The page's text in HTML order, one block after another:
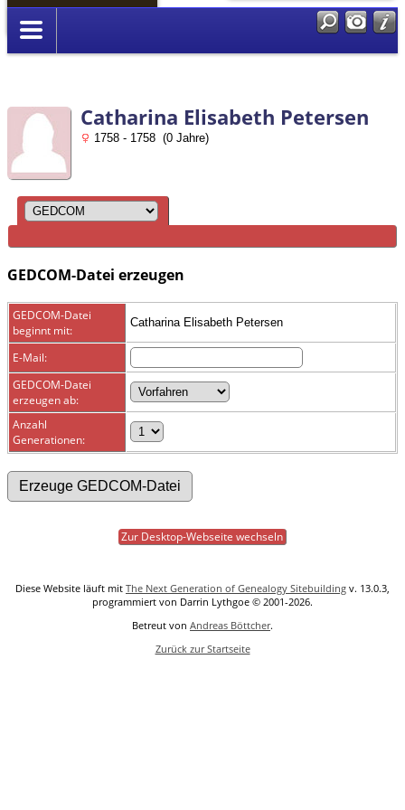
Anmelden
Catharina Elisabeth Petersen
1758 - 1758 (0 Jahre)
GEDCOM-Datei erzeugen
GEDCOM-Datei
beginnt mit:
Catharina Elisabeth Petersen
E-Mail:
GEDCOM-Datei
erzeugen ab:
Anzahl
Generationen:
Zur Desktop-Webseite wechseln
Diese Website läuft mit The Next Generation of Genealogy Sitebuilding v. 13.0.3,
programmiert von Darrin Lythgoe © 2001-2026.
Betreut von Andreas Böttcher.
Zurück zur Startseite